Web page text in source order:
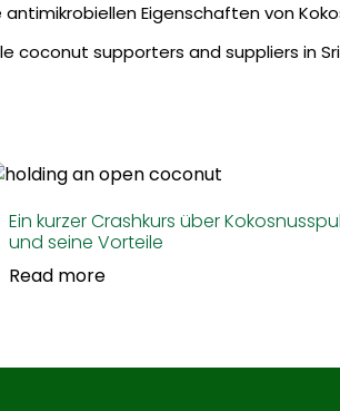
Eigenschaften von
coconut supporters and suppliers in Sri
Ein kurzer Crashkurs über
und seine Vorteile
Read more